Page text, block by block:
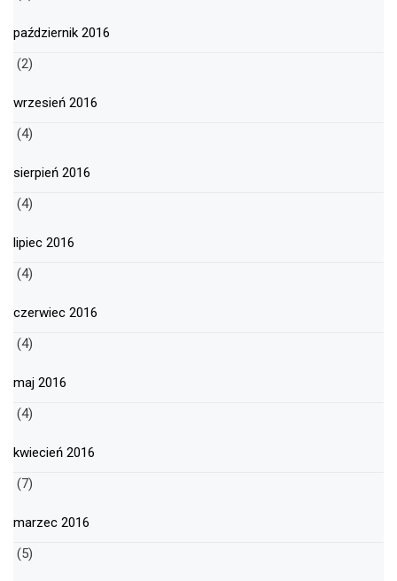
październik 2016
(2)
wrzesień 2016
(4)
sierpień 2016
(4)
lipiec 2016
(4)
czerwiec 2016
(4)
maj 2016
(4)
kwiecień 2016
(7)
marzec 2016
(5)